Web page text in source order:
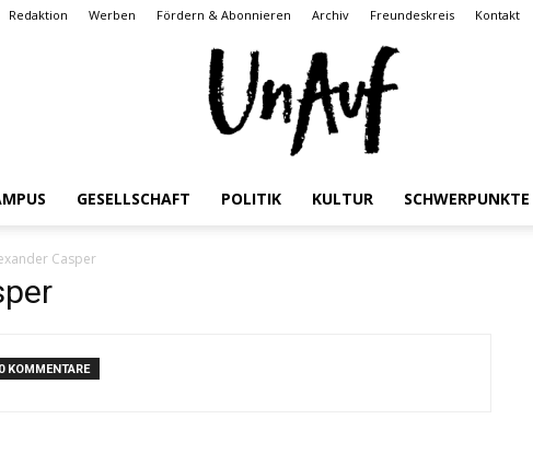
Redaktion Werben Fördern & Abonnieren Archiv Freundeskreis Kontakt
GESELLSCHAFT POLITIK KULTUR SCHWERPUNKTE
Casper
0 KOMMENTARE